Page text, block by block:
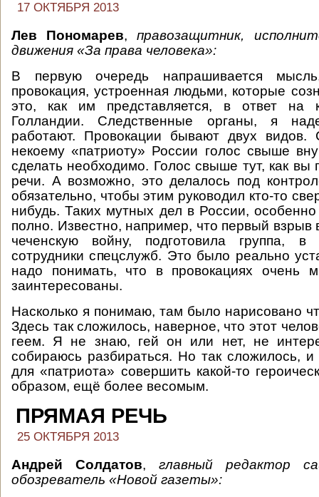
17 ОКТЯБРЯ 2013
Лев Пономарев,правозащитник,
движения «За права человека»:
В первую очередь напрашивается
провокация, устроенная людьми, которые
это, как им представляется, в ответ на
Голландии. Следственные органы, я
работают. Провокации бывают двух видов.
некоему «патриоту» России голос свыше
сделать необходимо. Голос свыше тут, как вы
речи. А возможно, это делалось под
обязательно, чтобы этим руководил кто-то
нибудь. Таких мутных дел в России,
полно. Известно, например, что первый взрыв
чеченскую войну, подготовила группа, в
сотрудники спецслужб. Это было реально
надо понимать, что в провокациях очень
заинтересованы.
Насколько я понимаю, там было нарисовано
Здесь так сложилось, наверное, что этот
геем. Я не знаю, гей он или нет, не
собираюсь разбираться. Но так сложилось,
для «патриота» совершить какой-то
образом, ещё более весомым.
ПРЯМАЯ РЕЧЬ
25 ОКТЯБРЯ 2013
Андрей Солдатов,
главный редактор
обозреватель «Новой газеты»: